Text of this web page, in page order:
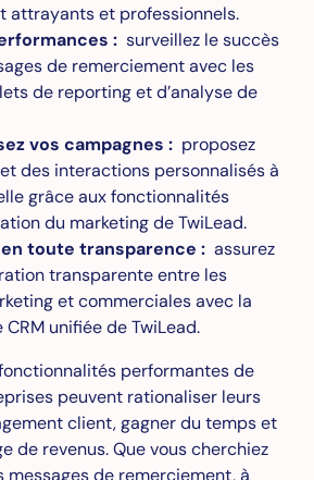
attrayants et professionnels.
: surveillez le succès
de remerciement avec les
de reporting et d’analyse de
vos campagnes : proposez
des interactions personnalisés à
grâce aux fonctionnalités
du marketing de TwiLead.
toute transparence : assurez
transparente entre les
et commerciales avec la
unifiée de TwiLead.
performantes de
peuvent rationaliser leurs
client, gagner du temps et
de revenus. Que vous cherchiez
messages de remerciement, à